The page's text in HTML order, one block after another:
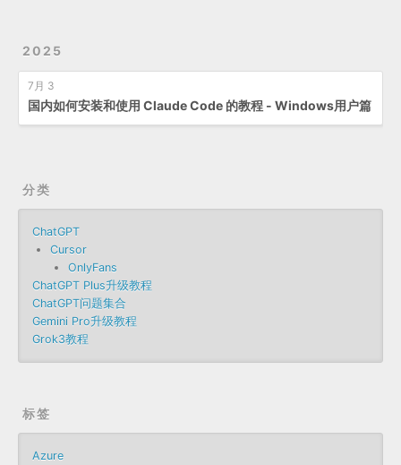
2025
7月 3
国内如何安装和使用 Claude Code 的教程 - Windows用户篇
分类
ChatGPT
Cursor
OnlyFans
ChatGPT Plus升级教程
ChatGPT问题集合
Gemini Pro升级教程
Grok3教程
标签
Azure